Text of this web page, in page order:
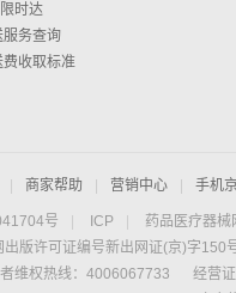
时达
服务查询
费收取标准
商家帮助 营销中心 手机
号 ICP 药品医疗器
出版许可证编号新出网证(京)字150
维权热线：4006067733 经营